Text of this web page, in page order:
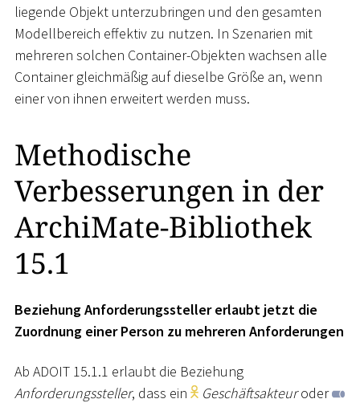
liegende Objekt unterzubringen und den gesamten
Modellbereich effektiv zu nutzen. In Szenarien mit
mehreren solchen Container-Objekten wachsen alle
Container gleichmäßig auf dieselbe Größe an, wenn
einer von ihnen erweitert werden muss.
Methodische
Verbesserungen in der
ArchiMate-Bibliothek
15.1
Beziehung Anforderungssteller erlaubt jetzt die
Zuordnung einer Person zu mehreren Anforderungen
Ab ADOIT 15.1.1 erlaubt die Beziehung
Anforderungssteller, dass ein Geschäftsakteuroder